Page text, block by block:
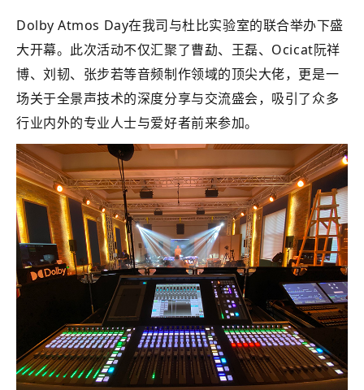
Dolby Atmos Day在我司与杜比实验室的联合举办下盛
大开幕。此次活动不仅汇聚了曹勐、王磊、Ocicat阮祥
博、刘韧、张步若等音频制作领域的顶尖大佬，更是一
场关于全景声技术的深度分享与交流盛会，吸引了众多
行业内外的专业人士与爱好者前来参加。